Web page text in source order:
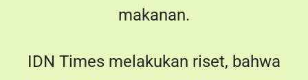
24% orang pesan order online
Hal ini menunjukan bahwa minat